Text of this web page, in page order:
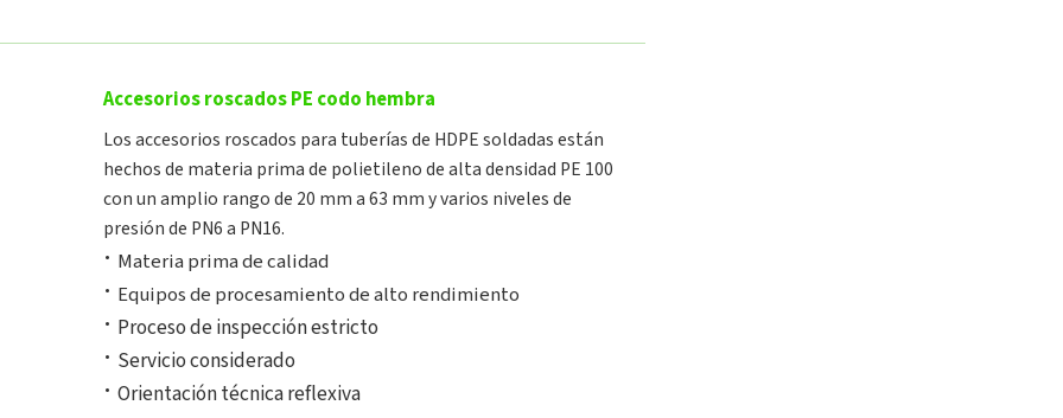
Accesorios roscados PE codo hembra
Los accesorios roscados para tuberías de HDPE soldadas están
hechos de materia prima de polietileno de alta densidad PE 100
con un amplio rango de 20 mm a 63 mm y varios niveles de
presión de PN6 a PN16.
· Materia prima de calidad
· Equipos de procesamiento de alto rendimiento
· Proceso de inspección estricto
· Servicio considerado
· Orientación técnica reflexiva